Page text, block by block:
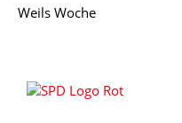
Weils Woche